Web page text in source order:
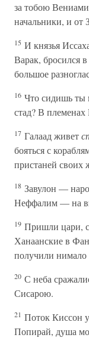
за тобою
начальники, и от
15 И князья
Варак, бросился
большое
16 Что сидишь ты
стад? В
17 Галаад живет
бояться с
пристаней своих
18 Завулон —
Неффалим — на
19 Пришли цари,
Ханаанские в
получили нимало
20 С неба
Сисарою.
21 Поток Киссон
Попирай, душа